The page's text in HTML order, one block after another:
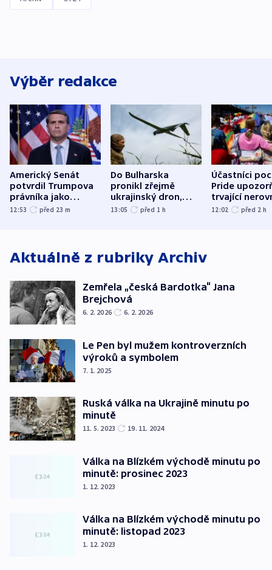
Výběr redakce
Americký Senát
potvrdil Trumpova
právníka jako
ministra
12:53 před 23 m
Do Bulharska
pronikl zřejmě
ukrajinský dron,
explodoval kilometr
13:05 před 1 h
Účastníci
Pride
trvající
12:02 před 2 h
Aktuálně z rubriky Archiv
Zemřela „česká Bardotka“ Jana
Brejchová
6. 2. 2026 6. 2. 2026
Le Pen byl mužem kontroverzních
výroků a symbolem
7. 1. 2025
Ruská válka na Ukrajině minutu po
minutě
11. 5. 2023 19. 11. 2024
Válka na Blízkém východě minutu po
minutě: prosinec 2023
1. 12. 2023
Válka na Blízkém východě minutu po
minutě: listopad 2023
1. 12. 2023